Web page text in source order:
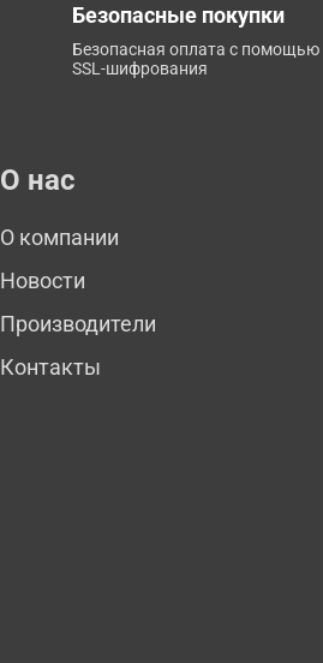
Безопасные покупки
Безопасная оплата с помощью
SSL-шифрования
О нас
О компании
Новости
Производители
Контакты